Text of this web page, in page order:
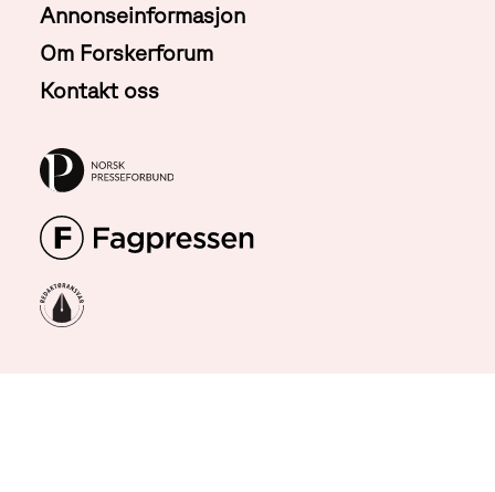
Annonseinformasjon
Om Forskerforum
Kontakt oss